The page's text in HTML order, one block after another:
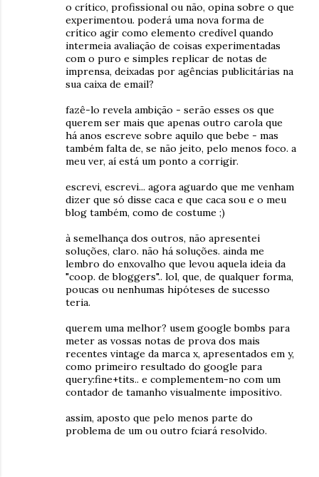
o crítico, profissional ou não, opina sobre o que
experimentou. poderá uma nova forma de
crítico agir como elemento credível quando
intermeia avaliação de coisas experimentadas
com o puro e simples replicar de notas de
imprensa, deixadas por agências publicitárias na
sua caixa de email?
fazê-lo revela ambição - serão esses os que
querem ser mais que apenas outro carola que
há anos escreve sobre aquilo que bebe - mas
também falta de, se não jeito, pelo menos foco. a
meu ver, aí está um ponto a corrigir.
escrevi, escrevi... agora aguardo que me venham
dizer que só disse caca e que caca sou e o meu
blog também, como de costume ;)
à semelhança dos outros, não apresentei
soluções, claro. não há soluções. ainda me
lembro do enxovalho que levou aquela ideia da
"coop. de bloggers".. lol, que, de qualquer forma,
poucas ou nenhumas hipóteses de sucesso
teria.
querem uma melhor? usem google bombs para
meter as vossas notas de prova dos mais
recentes vintage da marca x, apresentados em y,
como primeiro resultado do google para
query:fine+tits.. e complementem-no com um
contador de tamanho visualmente impositivo.
assim, aposto que pelo menos parte do
problema de um ou outro fciará resolvido.